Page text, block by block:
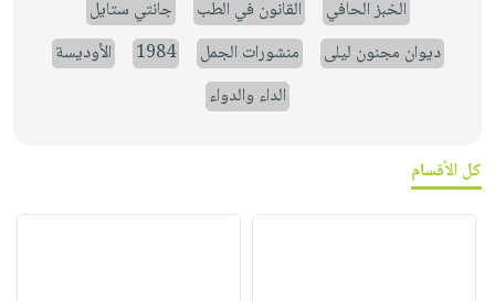
الخبز الحافي القانون في الطب
جانتي ستايل
ديوان مجنون ليلى
منشورات الجمل 1984
الأوديسة
الداء والدواء
كل الأقسام